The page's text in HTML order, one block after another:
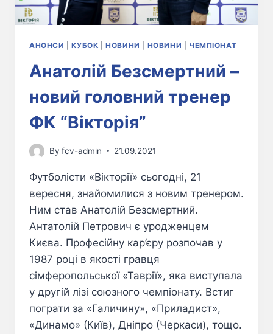
АНОНСИ |КУБОК |НОВИНИ НОВИНИ ЧЕМПІОНАТ
Анатолій Безсмертний –
новий головний тренер
ФК “Вікторія”
By fcv-admin 21.09.2021
Футболісти «Вікторії» сьогодні, 21
вересня, знайомилися з новим тренером.
Ним став Анатолій Безсмертний.
Антатолій Петрович є уродженцем
Києва. Професійну кар’єру розпочав у
1987 році в якості гравця
сімферопольської «Таврії», яка виступала
у другій лізі союзного чемпіонату. Встиг
пограти за «Галичину», «Приладист»,
«Динамо» (Київ), Дніпро (Черкаси), тощо.